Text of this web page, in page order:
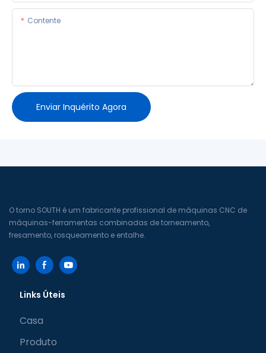
Contente
Enviar Inquérito Agora
O torno SOUTH é um fabricante profissional de máquinas CNC de
máquinas-ferramentas combinadas de torneamento,
fresamento, rosqueamento e entalhe.
Links Úteis
Casa
Produto